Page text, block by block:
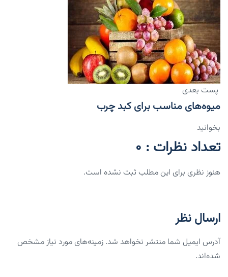
پست بعدی
میوه‌های مناسب برای کبد چرب
بخوانید
تعداد نظرات : 0
هنوز نظری برای این مطلب ثبت نشده است.
ارسال نظر
آدرس ایمیل شما منتشر نخواهد شد. زمینه‌های مورد نیاز مشخص
شده‌اند.